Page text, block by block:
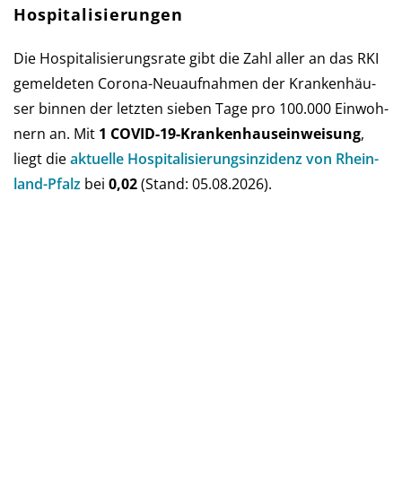
Hospitalisierungen
Die Hospitalisierungsrate gibt die Zahl aller an das RKI
ge­mel­de­ten Corona-Neu­auf­nah­men der Kran­ken­häu­
ser bin­nen der letz­ten sie­ben Tage pro 100.000 Ein­woh­
nern an. Mit 1 COVID-19-Kranken­haus­ein­weisung,
liegt dieaktu­elle Hos­pi­ta­li­sie­rungs­in­zi­denz von Rhein­
land-Pfalz bei 0,02(Stand: 05.08.2026).